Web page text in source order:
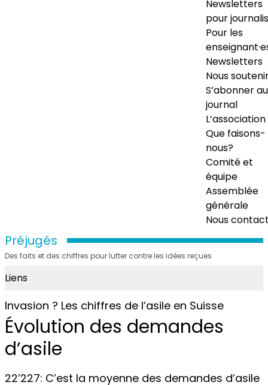
Newsletters
pour
Pour les
Newsletters
Nous
S’abonner au
journal
L’association
Que faisons-
nous?
Comité et
équipe
Assemblée
générale
Nous
Préjugés
Des faits et des chiffres pour lutter contre les idées reçues
Liens
Invasion ? Les chiffres de l’asile en Suisse
Évolution des demandes
d’asile
22’227: C’est la moyenne des demandes d’asile